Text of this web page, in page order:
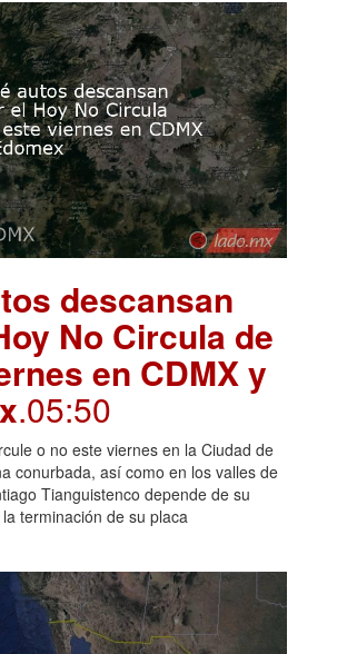
descansan
No Circula de
en CDMX y
.05:50
o no este viernes en la Ciudad de
conurbada, así como en los valles de
Tianguistenco depende de su
terminación de su placa